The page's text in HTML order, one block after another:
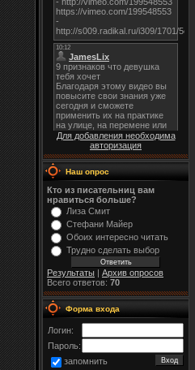
Для добавления необходима
авторизация
Наш опрос
Кто из писательниц вам
нравиться больше?
Лиза Смит
Стефани Майер
Обоих интересно читать
Трудно сделать выбор
Результаты
Архив опросов
Всего ответов: 70
Форма входа
Логин:
Пароль:
запомнить